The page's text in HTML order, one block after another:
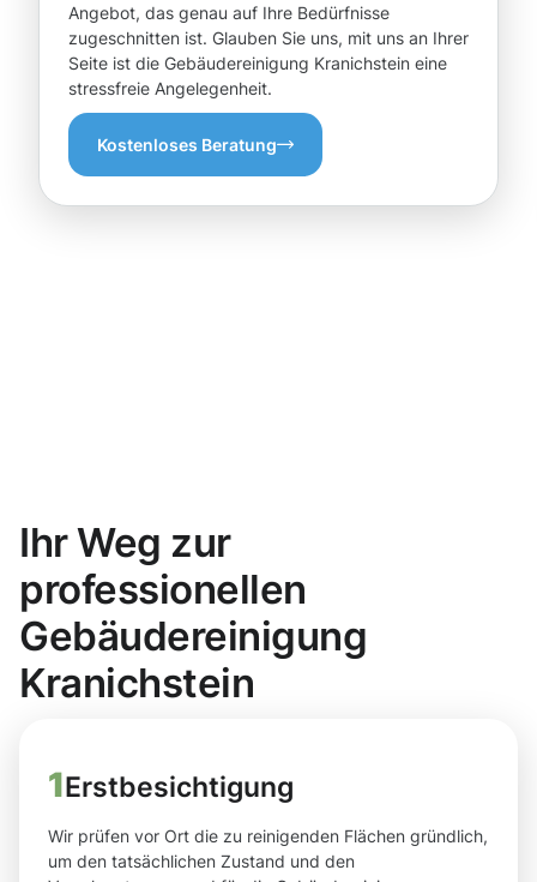
Angebot, das genau auf Ihre Bedürfnisse
zugeschnitten ist. Glauben Sie uns, mit uns an Ihrer
Seite ist die Gebäudereinigung Kranichstein eine
stressfreie Angelegenheit.
Kostenloses Beratung
Ihr Weg zur
professionellen
Gebäudereinigung
Kranichstein
1Erstbesichtigung
Wir prüfen vor Ort die zu reinigenden Flächen gründlich,
um den tatsächlichen Zustand und den